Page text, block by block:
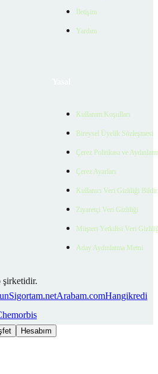
İletişim
Yardım
Kullanım Koşulları
Bireysel Üyelik Sözleşmesi
Çerez Politikası ve
Çerez Ayarları
Kullanıcı Veri Gizliliği
Ziyaretçi Veri Gizliliği
Müşteri Yetkilisi Veri
Aday Aydınlatma Metni
şirketidir.
Sigortam.netArabam.comHangikredi
Hesabım